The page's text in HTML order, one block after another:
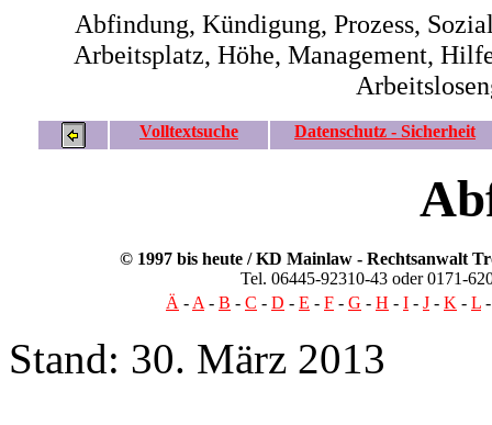
Abfindung, Kündigung, Prozess,
Arbeitsplatz, Höhe, Management,
Volltextsuche Datenschutz - Sicherheit
© 1997 bis heute / KD Mainlaw - Rechtsanwalt
Tel. 06445-92310-43 oder 0171-
Ä - A - B - C - D - E - F - G - H - I - J - K - L
Stand: 30. März 2013